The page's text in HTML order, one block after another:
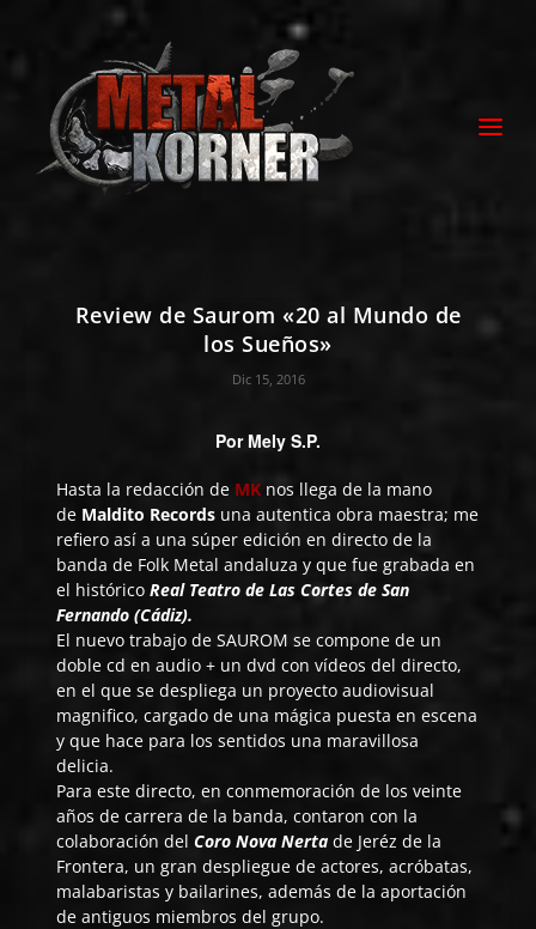
Review de Saurom «20 al Mundo de
los Sueños»
Dic 15, 2016
PorMely S.P.
Hasta la redacción de MK nos llega de la mano
de Maldito Records una autentica obra maestra; me
refiero así a una súper edición en directo de la
banda de Folk Metal andaluza y que fue grabada en
el históricoReal Teatro de Las Cortes de San
Fernando (Cádiz).
El nuevo trabajo deSAUROM se compone de un
doble cd en audio + un dvd con vídeos del directo,
en el que se despliega un proyecto audiovisual
magnifico, cargado de una mágica puesta en escena
y que hace para los sentidos una maravillosa
delicia.
Para este directo, en conmemoración de los veinte
años de carrera de la banda, contaron con la
colaboración delCoro Nova Nerta de Jeréz de la
Frontera, un gran despliegue de actores, acróbatas,
malabaristas y bailarines, además de la aportación
de antiguos miembros del grupo.